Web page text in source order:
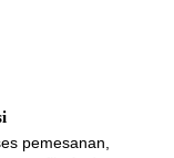
pemesanan,